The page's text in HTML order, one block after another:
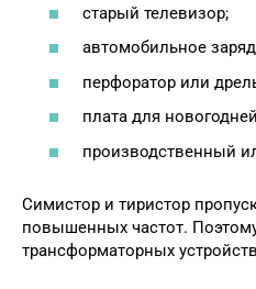
старый телевизор;
автомобильное
перфоратор или
плата для
производственный
Симистор и тиристор
повышенных частот.
трансформаторных